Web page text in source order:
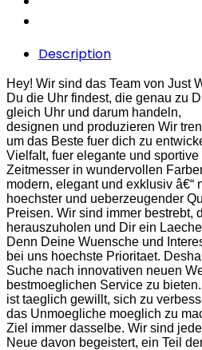
Description
Hey! Wir sind das Team von Just
Du die Uhr findest, die genau zu
gleich Uhr und darum handeln,
designen und produzieren Wir
um das Beste fuer dich zu
Vielfalt, fuer elegante und sportive
Zeitmesser in wundervollen
modern, elegant und exklusiv â€“
hoechster und ueberzeugender
Preisen. Wir sind immer bestrebt,
herauszuholen und Dir ein
Denn Deine Wuensche und
bei uns hoechste Prioritaet.
Suche nach innovativen neuen
bestmoeglichen Service zu
ist taeglich gewillt, sich zu
das Unmoegliche moeglich zu
Ziel immer dasselbe. Wir sind
Neue davon begeistert, ein Teil